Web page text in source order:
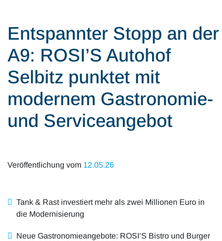
Alle Artikel
Mobilität & Verkehr
Innovation & Arbeit
Freizeit & Reisen
Karriere
Entspannter Stopp an der
A9: ROSI’S Autohof
Selbitz punktet mit
modernem Gastronomie-
und Serviceangebot
Veröffentlichung vom 12.05.26
Tank & Rast investiert mehr als zwei Millionen Euro in
die Modernisierung
Neue Gastronomieangebote: ROSI’S Bistro und Burger